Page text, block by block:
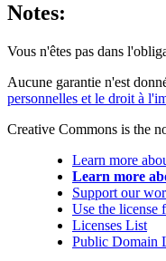
Notes:
Vous n'êtes pas dans
Aucune garantie n'est
personnelles et le droit à
Creative Commons is the
Learn more
Learn more
Support our
Use the license
Licenses List
Public Domain